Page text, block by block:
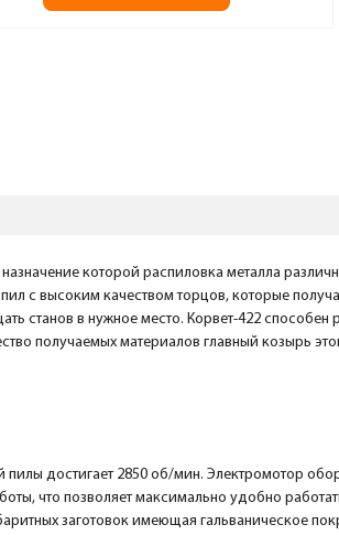
которой распиловка металла
с высоким качеством торцов, которые
станов в нужное место. Корвет-422
получаемых материалов главный козырь
пилы достигает 2850 об/мин. Электромотор
что позволяет максимально удобно
заготовок имеющая гальваническое